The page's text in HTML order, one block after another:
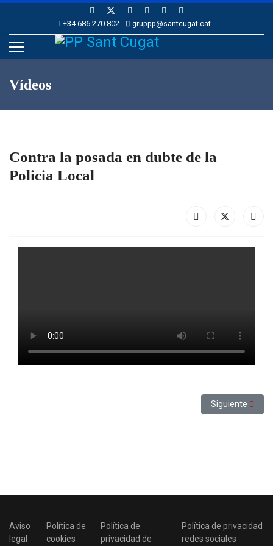
+34 686 270 802 gruppp@santcugat.cat
Vídeos
Contra la posada en dubte de la
Policia Local
Artículo
Siguiente
Aviso
legal
Política de
cookies
Política de
privacidad de
Política de privacidad
redes sociales